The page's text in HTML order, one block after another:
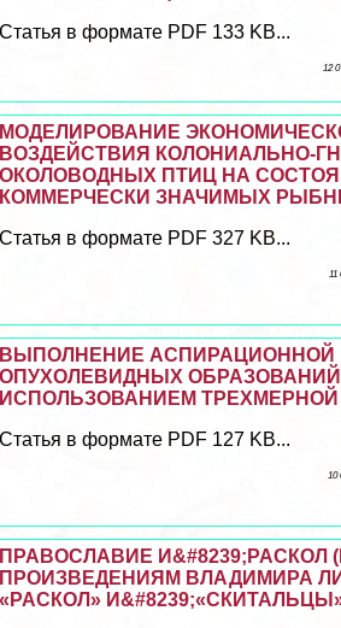
Статья в формате PDF 133 KB...
12
МОДЕЛИРОВАНИЕ
ВОЗДЕЙСТВИЯ КОЛОНИАЛЬНО-
ОКОЛОВОДНЫХ ПТИЦ НА
КОММЕРЧЕСКИ ЗНАЧИМЫХ
Статья в формате PDF 327 KB...
11
ВЫПОЛНЕНИЕ АСПИРАЦИОННОЙ
ОПУХОЛЕВИДНЫХ
ИСПОЛЬЗОВАНИЕМ ТРЕХМЕРНОЙ
Статья в формате PDF 127 KB...
10
ПРАВОСЛАВИЕ И&#8239;РАСКОЛ
ПРОИЗВЕДЕНИЯМ ВЛАДИМИРА
«РАСКОЛ»